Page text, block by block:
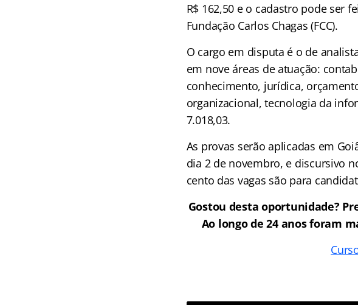
R$ 162,50 e o cadastro pode ser
Fundação Carlos Chagas (FCC).
O cargo em disputa é o de
em nove áreas de atuação:
conhecimento, jurídica,
organizacional, tecnologia da
7.018,03.
As provas serão aplicadas em
dia 2 de novembro, e discursivo
cento das vagas são para
Gostou desta oportunidade?
Ao longo de 24 anos foram